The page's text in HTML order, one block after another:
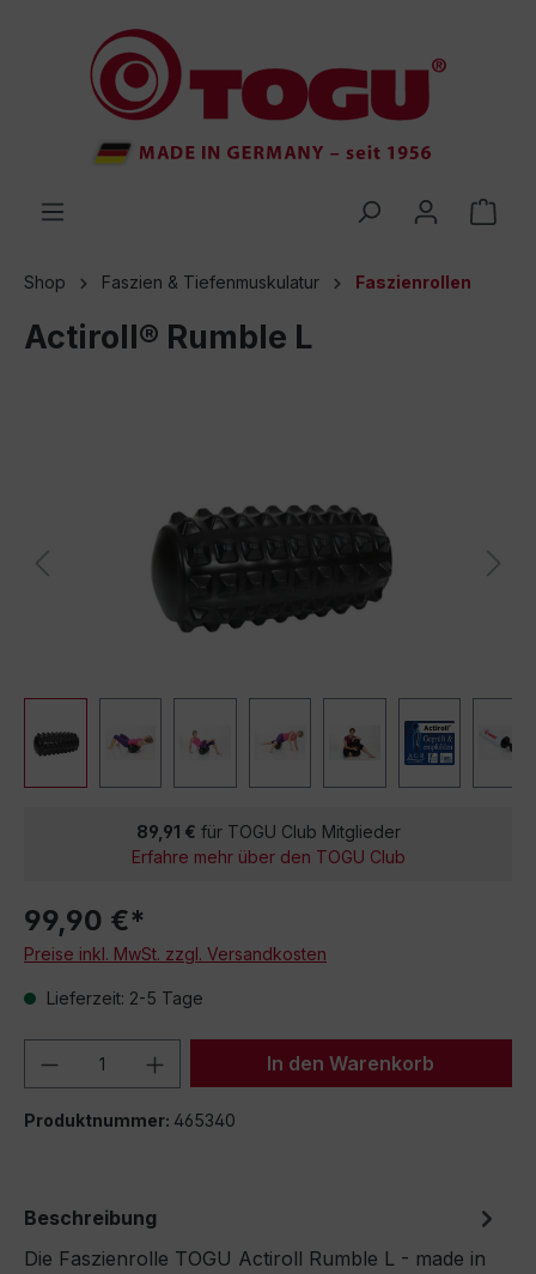
springen
Shop Faszien & Tiefenmuskulatur Faszienrollen
Actiroll® Rumble L
89,91 € für TOGU Club Mitglieder
Erfahre mehr über den TOGU Club
99,90 €*
Preise inkl. MwSt. zzgl. Versandkosten
Lieferzeit: 2-5 Tage
Produkt Anzahl: Gib denIn den Warenkorb
Produktnummer: 465340
Beschreibung
Die Faszienrolle TOGU Actiroll Rumble L - made in